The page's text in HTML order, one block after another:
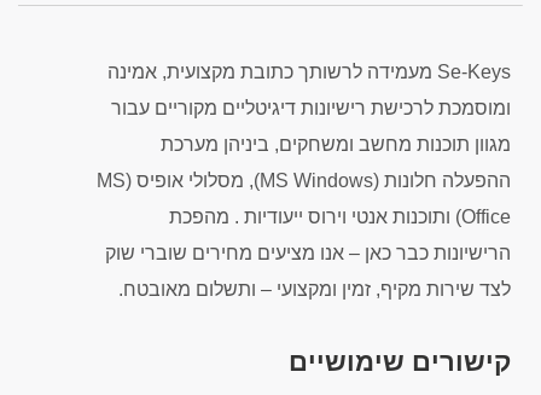
Se-Keys מעמידה לרשותך כתובת מקצועית, אמינה
ומוסמכת לרכישת רישיונות דיגיטליים מקוריים עבור
מגוון תוכנות מחשב ומשחקים, ביניהן מערכת
ההפעלה חלונות (MS Windows), מסלולי אופיס (MS
Office) ותוכנות אנטי וירוס ייעודיות . מהפכת
הרישיונות כבר כאן – אנו מציעים מחירים שוברי שוק
לצד שירות מקיף, זמין ומקצועי – ותשלום מאובטח.
קישורים שימושיים